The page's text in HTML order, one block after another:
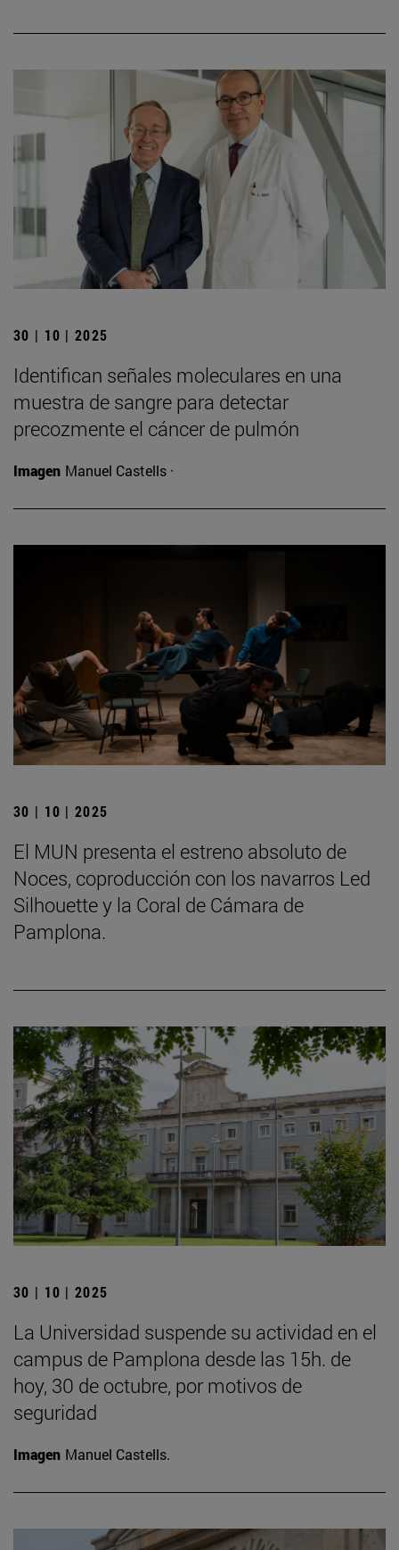
30 | 10 | 2025
Identifican señales moleculares en una
muestra de sangre para detectar
precozmente el cáncer de pulmón
Imagen Manuel Castells ·
30 | 10 | 2025
El MUN presenta el estreno absoluto de
Noces, coproducción con los navarros Led
Silhouette y la Coral de Cámara de
Pamplona.
30 | 10 | 2025
La Universidad suspende su actividad en el
campus de Pamplona desde las 15h. de
hoy, 30 de octubre, por motivos de
seguridad
Imagen Manuel Castells.